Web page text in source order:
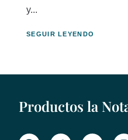
y...
SEGUIR LEYENDO
Productos la